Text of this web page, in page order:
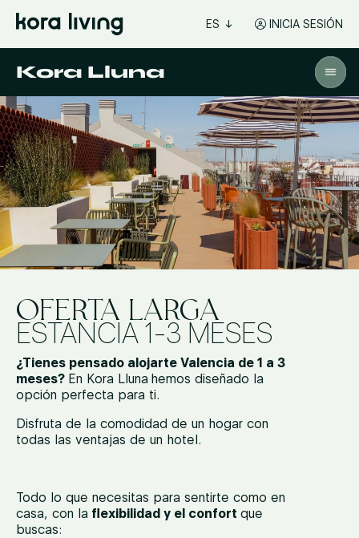
ES INICIA SESIÓN
Kora Lluna
OFERTA LARGA
ESTANCIA 1-3 MESES
¿Tienes pensado alojarte Valencia de 1 a 3
meses? En Kora Lluna hemos diseñado la
opción perfecta para ti.
Disfruta de la comodidad de un hogar con
todas las ventajas de un hotel.
Todo lo que necesitas para sentirte como en
casa, con la flexibilidad y el confort que
buscas: